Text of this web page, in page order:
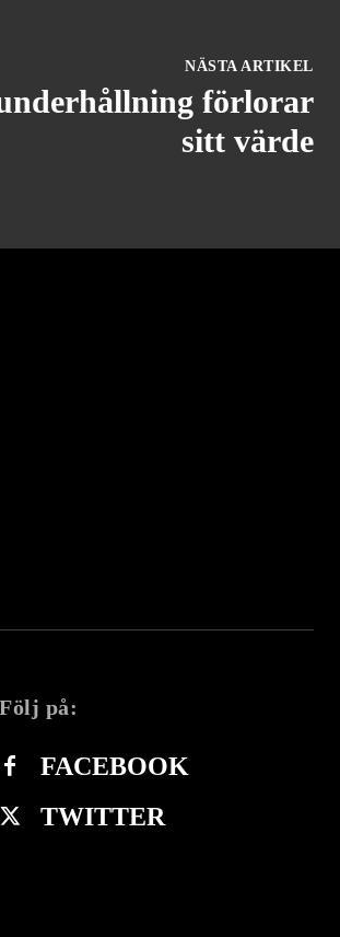
NÄSTA ARTIKEL
förlorar
sitt värde
Följ på:
FACEBOOK
TWITTER